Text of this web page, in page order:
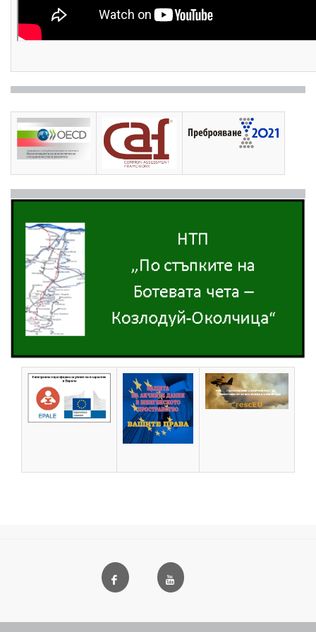
ОБЛАСТЕН ПЛАН
ЗА ЗАЩИТА ПРИ
НАМАЛЯВАНЕ НА
РИСКА ОТ
БЕДСТВИЯ 2021-
2025 Г.
Заповед на Областния управител за
Заповедна Областния управител за
предприемане на превантивни мерки за
защита от вредното въздействие на водите и
недопускане на бедствени ситуации при
пролетното пълноводие на територията на
предотвратяване на пожари в полските и
горските територии и тяхното своевременно
Заповедна Областния управител за
2023 г.
Заповедна Директора на РЗИ-Пазарджик за
въвеждане на временни
противоепидемични мерки в област
ликвидиране в област Пазарджик през 2022
определяне на пожароопасен сезон в